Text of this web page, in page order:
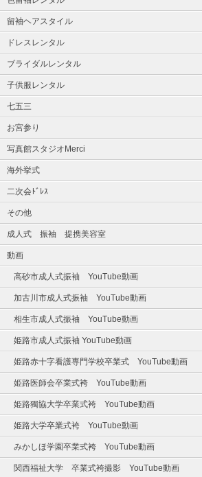
留袖ヘアスタイル
ドレスレンタル
ブライダルレンタル
子供服レンタル
七五三
お宮参り
写真館スタジオMerci
海外挙式
二次会ﾄﾞﾚｽ
その他
成人式 振袖 提携美容室
動画
高砂市成人式振袖 YouTube動画
加古川市成人式振袖 YouTube動画
相生市成人式振袖 YouTube動画
姫路市成人式振袖 YouTube動画
姫路赤十字看護専門学校卒業式 YouTube動画
姫路医師会卒業式袴 YouTube動画
姫路獨協大学卒業式袴 YouTube動画
姫路大学卒業式袴 YouTube動画
みかしほ学園卒業式袴 YouTube動画
関西福祉大学 卒業式袴撮影 YouTube動画